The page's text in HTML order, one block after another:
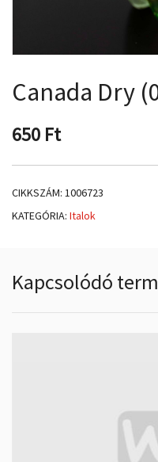
Canada Dry
650 Ft
CIKKSZÁM: 1006723
KATEGÓRIA: Italok
Kapcsolódó